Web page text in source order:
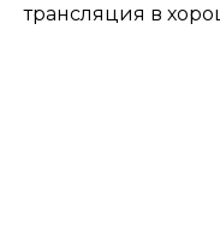
трансляция в